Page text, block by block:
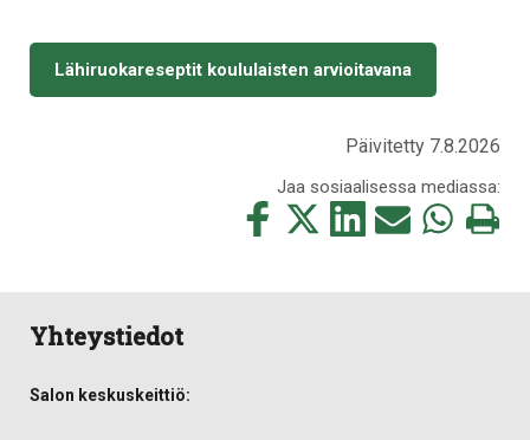
Lähiruokareseptit koululaisten arvioitavana
Päivitetty 7.8.2026
Jaa sosiaalisessa mediassa:
Jaa
Jaa
Jaa
Jaa
Jaa
Tulosta
Yhteystiedot
Salon keskuskeittiö: